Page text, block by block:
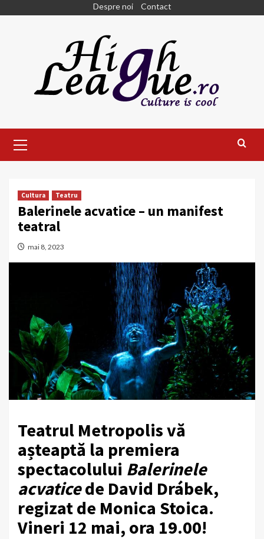
Despre noi Contact
Menu
Cultura Teatru
Balerinele acvatice – un manifest
teatral
mai 8, 2023
Teatrul Metropolis vă
așteaptă la premiera
spectacolului Balerinele
acvaticede David Drábek,
regizat de Monica Stoica.
Vineri 12 mai, ora 19.00!